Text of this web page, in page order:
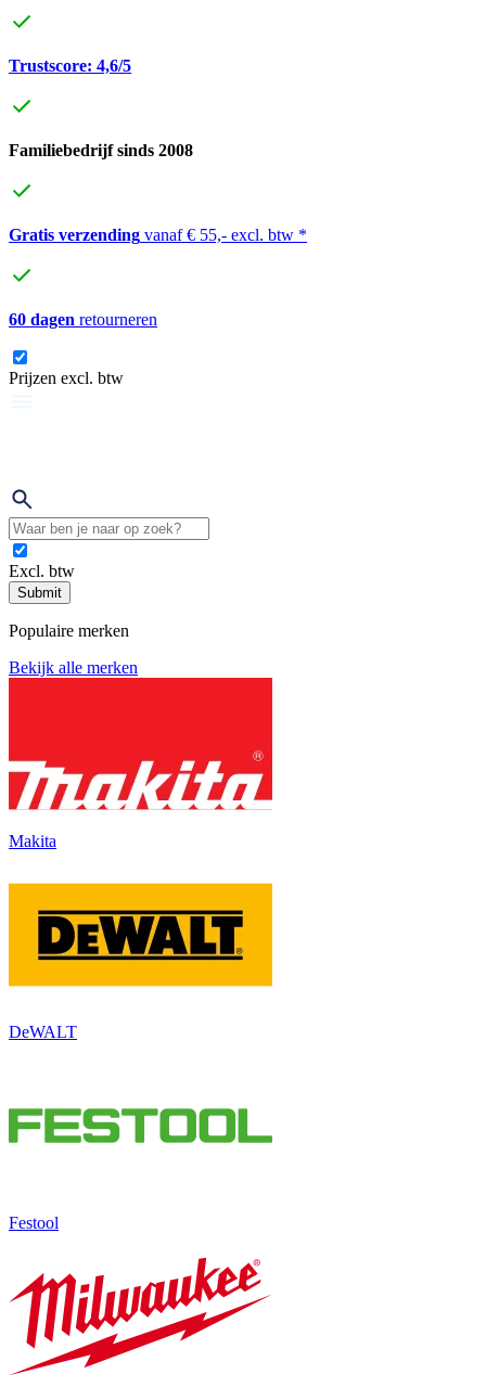
Trustscore: 4,6/5
Familiebedrijf sinds 2008
Gratis verzending vanaf € 55,- excl. btw *
60 dagen retourneren
Prijzen excl. btw
Excl. btw
Submit
Populaire merken
Bekijk alle merken
Makita
DeWALT
Festool